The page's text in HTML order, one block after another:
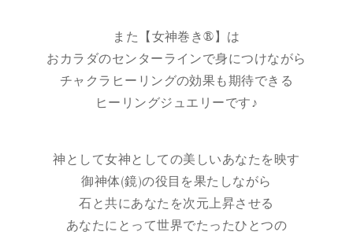
また【女神巻き®】は
おカラダのセンターラインで身につけながら
チャクラヒーリングの効果も期待できる
ヒーリングジュエリーです♪
神として女神としての美しいあなたを映す
御神体(鏡)の役目を果たしながら
石と共にあなたを次元上昇させる
あなたにとって世界でたったひとつの